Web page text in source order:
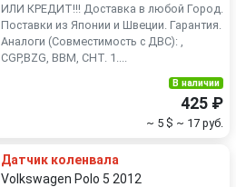
ИЛИ КРЕДИТ!!! Доставка в любой Город.
Поставки из Японии и Швеции. Гарантия.
Аналоги (Совместимость с ДВС): ,
CGP,BZG, BBM, CHT. 1....
В наличии
425 ₽
~ 5 $ ~ 17 руб.
Датчик коленвала
Volkswagen Polo 5 2012